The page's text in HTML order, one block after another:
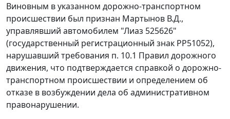
Виновным в указанном дорожно-транспортном
происшествии был признан Мартынов В.Д.,
управлявший автомобилем "Лиаз 525626"
(государственный регистрационный знак РР51052),
нарушавший требования п. 10.1 Правил дорожного
движения, что подтверждается справкой о дорожно-
транспортном происшествии и определением об
отказе в возбуждении дела об административном
правонарушении.